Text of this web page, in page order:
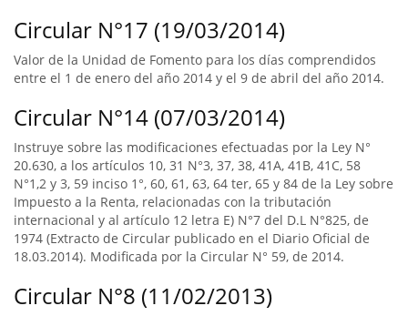
Circular N°17 (19/03/2014)
Valor de la Unidad de Fomento para los días comprendidos
entre el 1 de enero del año 2014 y el 9 de abril del año 2014.
Circular N°14 (07/03/2014)
Instruye sobre las modificaciones efectuadas por la Ley N°
20.630, a los artículos 10, 31 N°3, 37, 38, 41A, 41B, 41C, 58
N°1,2 y 3, 59 inciso 1°, 60, 61, 63, 64 ter, 65 y 84 de la Ley sobre
Impuesto a la Renta, relacionadas con la tributación
internacional y al artículo 12 letra E) N°7 del D.L N°825, de
1974 (Extracto de Circular publicado en el Diario Oficial de
18.03.2014). Modificada por la Circular N° 59, de 2014.
Circular N°8 (11/02/2013)